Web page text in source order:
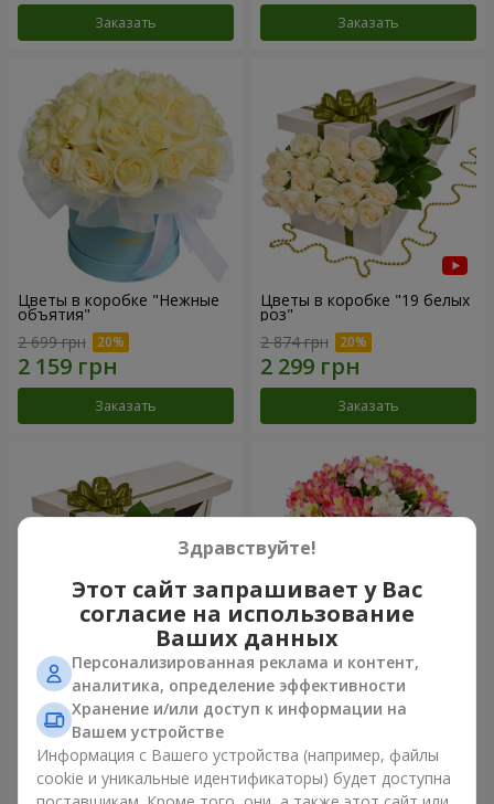
Заказать Заказать
Цветы в коробке "Нежные
объятия"
2 699 грн
Заказать
Цветы в коробке "19 белых
роз"
2 874 грн
Заказать
Цветы в коробке "15
розовых роз"
2 540 грн
Заказать
Букет "Сказка для двоих!"
Заказать
Здравствуйте!
Этот сайт запрашивает у Вас
согласие на использование
Ваших данных
Персонализированная реклама и контент,
аналитика, определение эффективности
Хранение и/или доступ к информации на
Вашем устройстве
Информация с Вашего устройства (например, файлы
cookie и уникальные идентификаторы) будет доступна